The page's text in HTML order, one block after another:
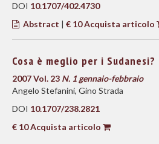
DOI 10.1707/402.4730
Abstract | € 10 Acquista articolo
Cosa è meglio per i Sudanesi?
2007 Vol. 23 N. 1 gennaio-febbraio
Angelo Stefanini, Gino Strada
DOI 10.1707/238.2821
€ 10 Acquista articolo